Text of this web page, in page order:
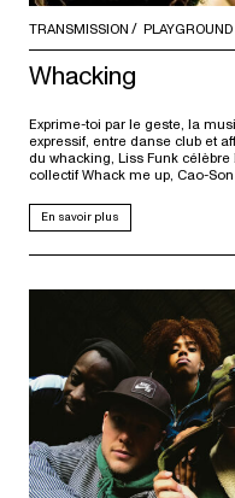
TRANSMISSION PLAYGROUND
Whacking
Exprime-toi par le geste, la
expressif, entre danse club et
du whacking, Liss Funk
collectif Whack me up, Cao-
En savoir plus